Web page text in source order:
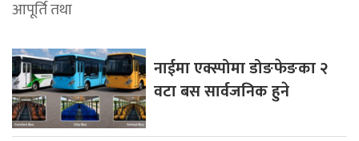
आपूर्ति तथा
नाईमा एक्स्पोमा डोङफेङका २
वटा बस सार्वजनिक हुने